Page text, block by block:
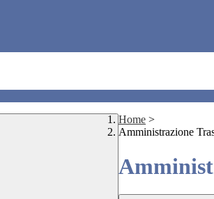
Home >
Amministrazione